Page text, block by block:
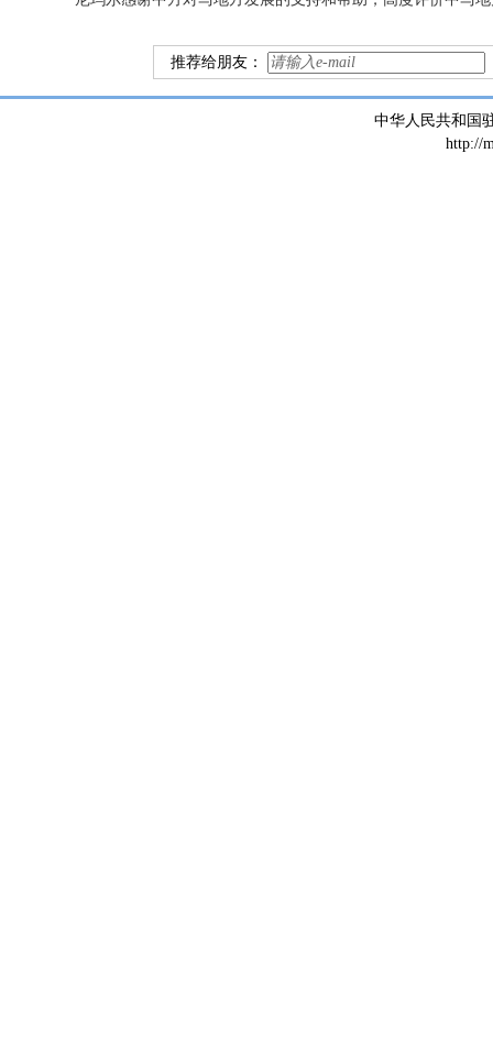
推荐给朋友：
中华人民共和国
http://